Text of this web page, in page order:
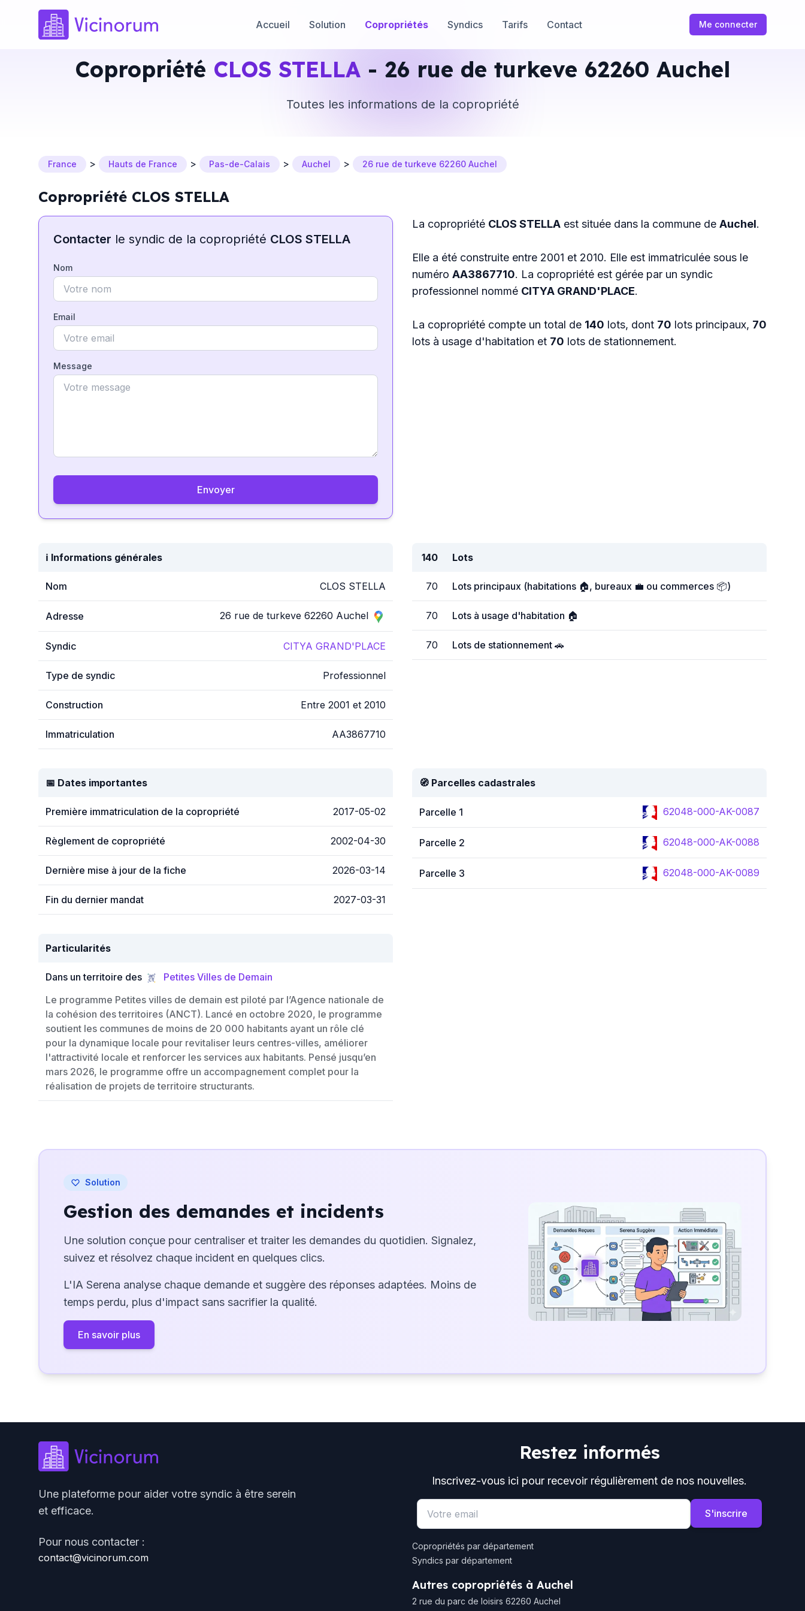
Accueil Solution Copropriétés Syndics Tarifs Contact Me connecter
Copropriété CLOS STELLA - 26 rue de turkeve 62260 Auchel
Toutes les informations de la copropriété
France > Hauts de France > Pas-de-Calais > Auchel > 26 rue de turkeve 62260 Auchel
Copropriété CLOS STELLA
Contacter le syndic de la copropriété CLOS STELLA
Nom
Email
Message
Envoyer
La copropriété CLOS STELLA est située dans la commune de Auchel.
Elle a été construite entre 2001 et 2010. Elle est immatriculée sous le
numéro AA3867710. La copropriété est gérée par un syndic
professionnel nommé CITYA GRAND'PLACE.
La copropriété compte un total de 140 lots, dont 70 lots principaux, 70
lots à usage d'habitation et 70 lots de stationnement.
ℹ️ Informations générales
Nom CLOS STELLA
Adresse 26 rue de turkeve 62260 Auchel
Syndic CITYA GRAND'PLACE
Type de syndic Professionnel
Construction Entre 2001 et 2010
Immatriculation AA3867710
140 Lots
70 Lots principaux (habitations 🏠, bureaux 💼 ou commerces 📦)
70 Lots à usage d'habitation 🏠
70 Lots de stationnement 🚗
📅 Dates importantes
Première immatriculation de la copropriété 2017-05-02
Règlement de copropriété 2002-04-30
Dernière mise à jour de la fiche 2026-03-14
Fin du dernier mandat 2027-03-31
🧭 Parcelles cadastrales
Parcelle 1 62048-000-AK-0087
Parcelle 2 62048-000-AK-0088
Parcelle 3 62048-000-AK-0089
Particularités
Dans un territoire des
Petites Villes de Demain
Le programme Petites villes de demain est piloté par l’Agence nationale de
la cohésion des territoires (ANCT). Lancé en octobre 2020, le programme
soutient les communes de moins de 20 000 habitants ayant un rôle clé
pour la dynamique locale pour revitaliser leurs centres-villes, améliorer
l'attractivité locale et renforcer les services aux habitants. Pensé jusqu’en
mars 2026, le programme offre un accompagnement complet pour la
réalisation de projets de territoire structurants.
Solution
Gestion des demandes et incidents
Une solution conçue pour centraliser et traiter les demandes du quotidien. Signalez,
suivez et résolvez chaque incident en quelques clics.
L'IA Serena analyse chaque demande et suggère des réponses adaptées. Moins de
temps perdu, plus d'impact sans sacrifier la qualité.
En savoir plus
Une plateforme pour aider votre syndic à être serein
et efficace.
Pour nous contacter :
contact@vicinorum.com
Restez informés
Inscrivez-vous ici pour recevoir régulièrement de nos nouvelles.
Email address
S'inscrire
Copropriétés par département
Syndics par département
Autres copropriétés à Auchel
2 rue du parc de loisirs 62260 Auchel